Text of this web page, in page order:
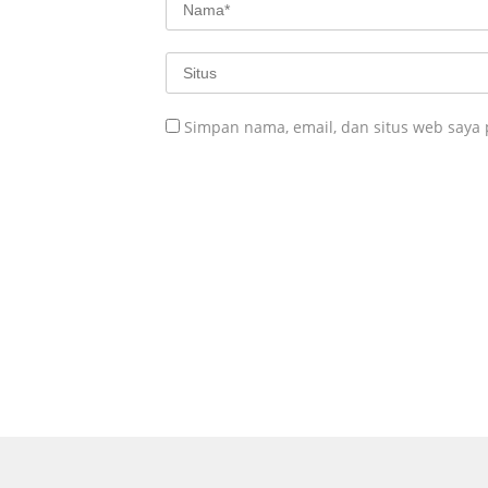
Simpan nama, email, dan situs web